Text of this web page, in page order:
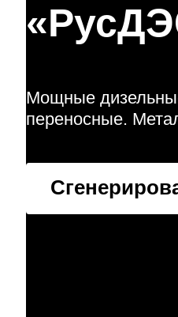
Мощные
переносные.